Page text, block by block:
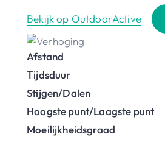
Bekijk op OutdoorActive
Afstand
Tijdsduur
Stijgen/Dalen
Hoogste punt/Laagste punt
Moeilijkheidsgraad